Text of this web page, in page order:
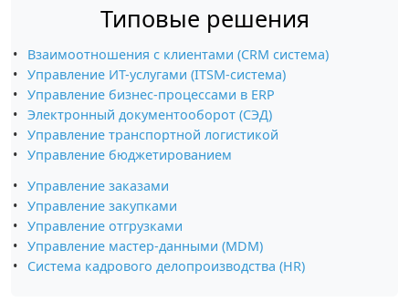
Типовые решения
Взаимоотношения с клиентами (CRM система)
Управление ИТ-услугами (ITSM-система)
Управление бизнес-процессами в ERP
Электронный документооборот (СЭД)
Управление транспортной логистикой
Управление бюджетированием
Управление заказами
Управление закупками
Управление отгрузками
Управление мастер-данными (MDM)
Система кадрового делопроизводства (HR)